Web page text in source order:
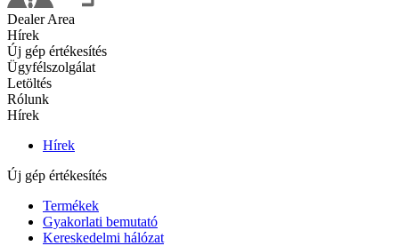
Dealer Area
Hírek
Új gép értékesítés
Ügyfélszolgálat
Letöltés
Rólunk
Hírek
Hírek
Új gép értékesítés
Termékek
Gyakorlati bemutató
Kereskedelmi hálózat